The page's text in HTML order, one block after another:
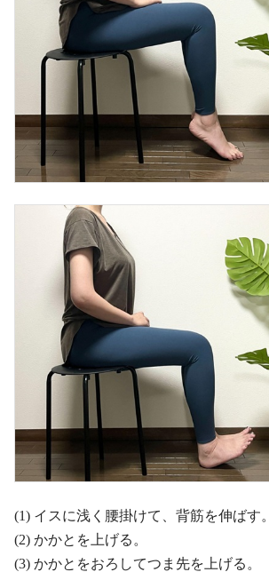
(1) イスに浅く腰掛けて、背筋を伸ばす。
(2) かかとを上げる。
(3) かかとをおろしてつま先を上げる。